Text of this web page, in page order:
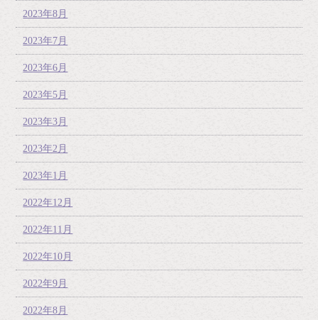
2023年8月
2023年7月
2023年6月
2023年5月
2023年3月
2023年2月
2023年1月
2022年12月
2022年11月
2022年10月
2022年9月
2022年8月